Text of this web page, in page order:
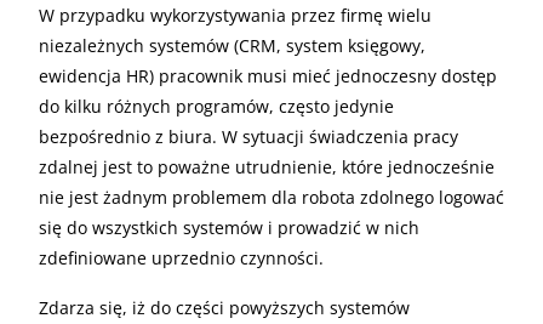
W przypadku wykorzystywania przez firmę wielu
niezależnych systemów (CRM, system księgowy,
ewidencja HR) pracownik musi mieć jednoczesny dostęp
do kilku różnych programów, często jedynie
bezpośrednio z biura. W sytuacji świadczenia pracy
zdalnej jest to poważne utrudnienie, które jednocześnie
nie jest żadnym problemem dla robota zdolnego logować
się do wszystkich systemów i prowadzić w nich
zdefiniowane uprzednio czynności.
Zdarza się, iż do części powyższych systemów